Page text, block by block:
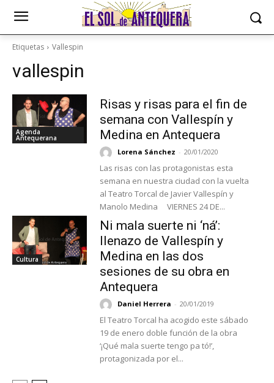
Etiquetas Vallespin
vallespin
Agenda
Antequerana
Risas y risas para el fin de
semana con Vallespín y
Medina en Antequera
Lorena Sánchez - 20/01/2020
Las risas con las protagonistas esta
semana en nuestra ciudad con la vuelta
al Teatro Torcal de Javier Vallespín y
Manolo Medina VIERNES 24 DE...
Cultura
Ni mala suerte ni ‘ná’:
llenazo de Vallespín y
Medina en las dos
sesiones de su obra en
Antequera
Daniel Herrera - 20/01/2019
El Teatro Torcal ha acogido este sábado
19 de enero doble función de la obra
‘¡Qué mala suerte tengo pa tó!’,
protagonizada por el...